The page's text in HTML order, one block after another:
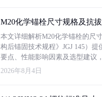
M20化学锚栓尺寸规格及抗
本文详细解析M20化学锚栓的尺
构后锚固技术规程》JGJ 145）
要点、性能影响因素及选型建议
2026年8月4日